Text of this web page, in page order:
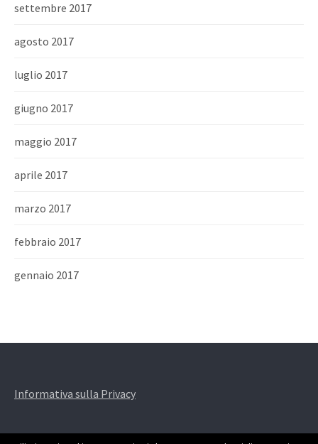
settembre 2017
agosto 2017
luglio 2017
giugno 2017
maggio 2017
aprile 2017
marzo 2017
febbraio 2017
gennaio 2017
Informativa sulla Privacy